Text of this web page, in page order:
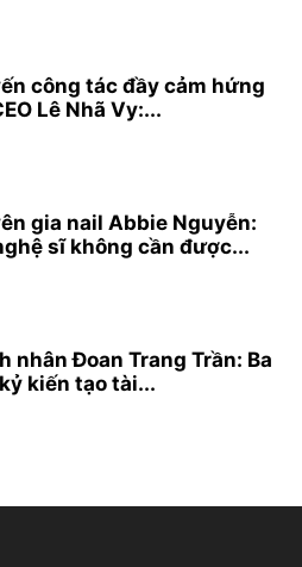
công tác đầy cảm hứng
Lê Nhã Vy:...
gia nail Abbie Nguyễn:
sĩ không cần được...
nhân Đoan Trang Trần: Ba
kiến tạo tài...